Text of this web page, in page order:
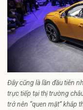
Đây cũng là lần đầu tiên
trực tiếp tại thị trường
trở nên “quen mặt” khắp